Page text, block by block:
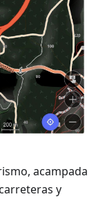
acampada
y